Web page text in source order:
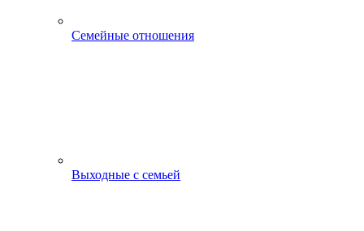
Семейные отношения
Выходные с семьей